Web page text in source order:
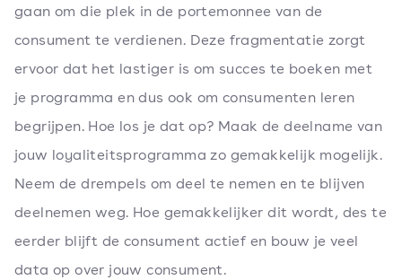
gaan om die plek in de portemonnee van de
consument te verdienen. Deze fragmentatie zorgt
ervoor dat het lastiger is om succes te boeken met
je programma en dus ook om consumenten leren
begrijpen. Hoe los je dat op? Maak de deelname van
jouw loyaliteitsprogramma zo gemakkelijk mogelijk.
Neem de drempels om deel te nemen en te blijven
deelnemen weg. Hoe gemakkelijker dit wordt, des te
eerder blijft de consument actief en bouw je veel
data op over jouw consument.